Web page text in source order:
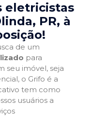
eletricistas
PR, à
de um
para
seu imóvel, seja
o Grifo é a
tem como
usuários a